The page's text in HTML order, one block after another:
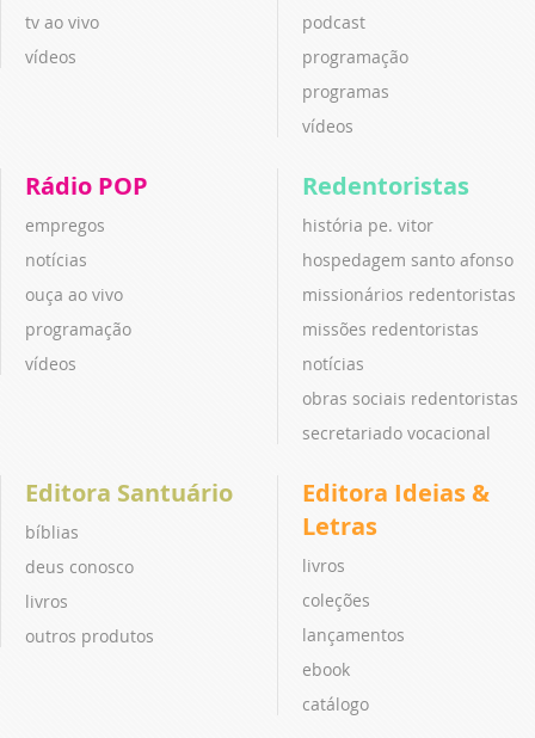
tv ao vivo
vídeos
podcast
programação
programas
vídeos
Rádio POP
empregos
notícias
ouça ao vivo
programação
vídeos
Redentoristas
história pe. vitor
hospedagem santo afonso
missionários redentoristas
missões redentoristas
notícias
obras sociais redentoristas
secretariado vocacional
Editora Santuário
bíblias
deus conosco
livros
outros produtos
Editora Ideias &
Letras
livros
coleções
lançamentos
ebook
catálogo